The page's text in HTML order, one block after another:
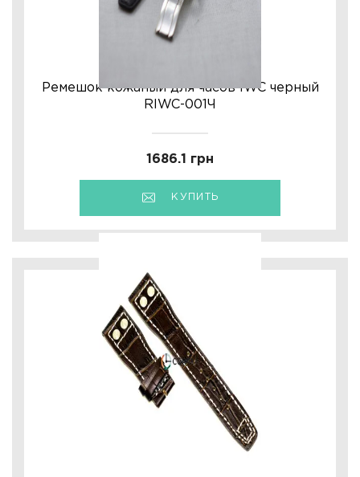
Ремешок кожаный для часов IWC черный
RIWC-001Ч
1686.1 грн
КУПИТЬ